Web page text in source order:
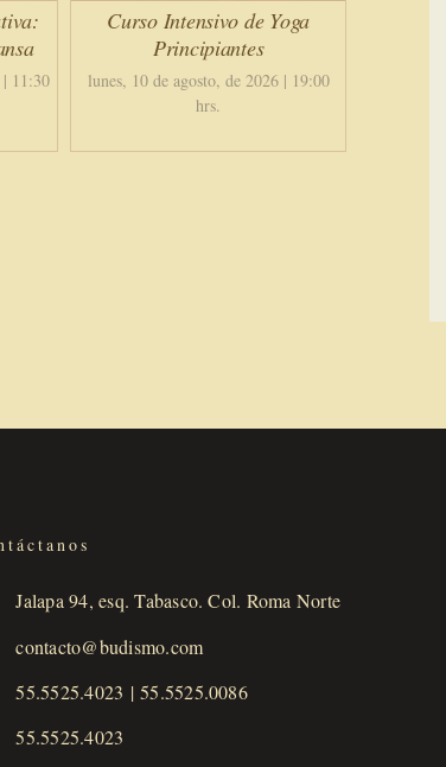
11:30
Curso Intensivo de Yoga
Principiantes
lunes, 10 de agosto, de 2026 | 19:00
hrs.
Jalapa 94, esq. Tabasco. Col. Roma Norte
contacto@budismo.com
55.5525.4023 |55.5525.0086
55.5525.4023